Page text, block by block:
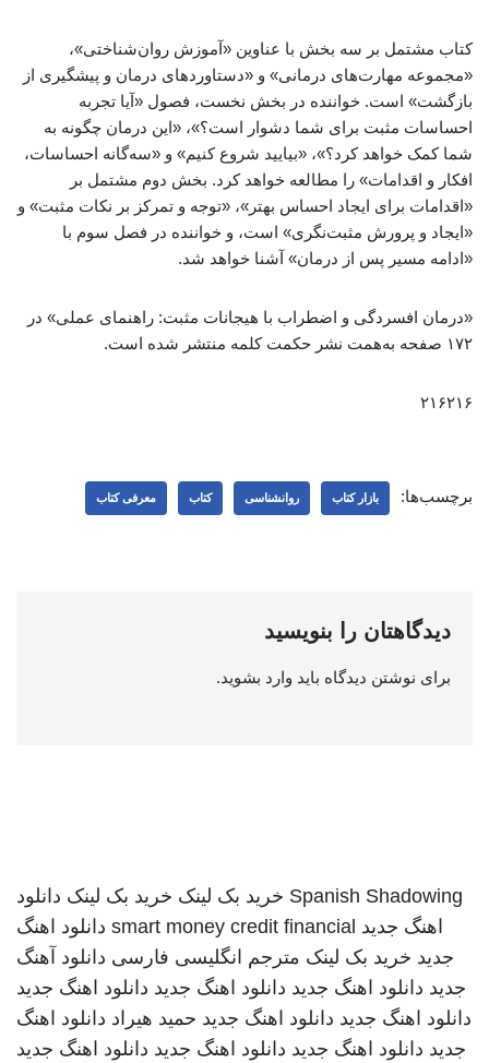
کتاب مشتمل بر سه بخش با عناوین «آموزش روان‌شناختی»،
«مجموعه مهارت‌های درمانی» و «دستاوردهای درمان و پیشگیری از
بازگشت» است. خواننده در بخش نخست، فصول «آیا تجربه
احساسات مثبت برای شما دشوار است؟»، «این درمان چگونه به
شما کمک خواهد کرد؟»، «بیایید شروع کنیم» و «سه‌گانه احساسات،
افکار و اقدامات» را مطالعه خواهد کرد. بخش دوم مشتمل بر
«اقدامات برای ایجاد احساس بهتر»، «توجه و تمرکز بر نکات مثبت» و
«ایجاد و پرورش مثبت‌نگری» است، و خواننده در فصل سوم با
«ادامه مسیر پس از درمان» آشنا خواهد شد.
«درمان افسردگی و اضطراب با هیجانات مثبت: راهنمای عملی» در
۱۷۲ صفحه به‌همت نشر حکمت کلمه منتشر شده است.
۲۱۶۲۱۶
برچسب‌ها: بازار کتاب روانشناسی کتاب معرفی کتاب
دیدگاهتان را بنویسید
برای نوشتن دیدگاه باید وارد بشوید.
Spanish Shadowing خرید بک لینک خرید بک لینک دانلود
اهنگ جدید smart money credit financial دانلود اهنگ
جدید خرید بک لینک مترجم انگلیسی فارسی دانلود آهنگ
جدید دانلود اهنگ جدید دانلود اهنگ جدید دانلود اهنگ جدید
دانلود اهنگ جدید دانلود اهنگ جدید حمید هیراد دانلود اهنگ
جدید دانلود اهنگ جدید دانلود اهنگ جدید دانلود اهنگ جدید